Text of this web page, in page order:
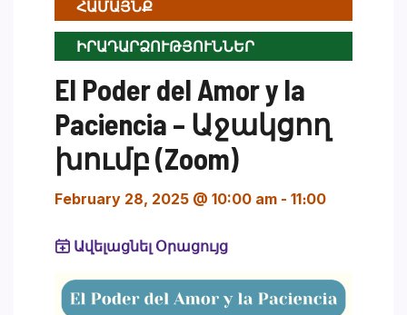
ՀԱՄԱՅՆՔ
ԻՐԱԴԱՐՁՈՒԹՅՈՒՆՆԵՐ
El Poder del Amor y la
Paciencia – Աջակցող
խումբ (Zoom)
February 28, 2025 @ 10:00 am - 11։00
Ավելացնել Օրացույց